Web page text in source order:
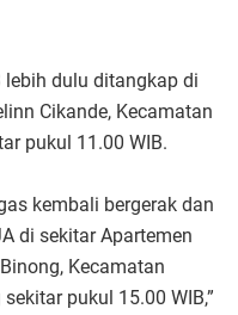
lebih dulu ditangkap di
Cikande, Kecamatan
pukul 11.00 WIB.
kembali bergerak dan
di sekitar Apartemen
Kecamatan
pukul 15.00 WIB,”